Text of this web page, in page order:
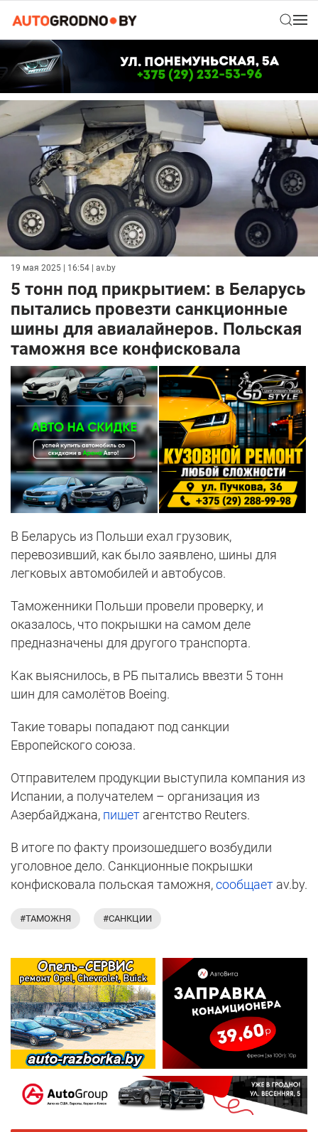
19 мая 2025 | 16:54 | av.by
5 тонн под прикрытием: в Беларусь
пытались провезти санкционные
шины для авиалайнеров. Польская
таможня все конфисковала
В Беларусь из Польши ехал грузовик,
перевозивший, как было заявлено, шины для
легковых автомобилей и автобусов.
Таможенники Польши провели проверку, и
оказалось, что покрышки на самом деле
предназначены для другого транспорта.
Как выяснилось, в РБ пытались ввезти 5 тонн
шин для самолётов Boeing.
Такие товары попадают под санкции
Европейского союза.
Отправителем продукции выступила компания из
Испании, а получателем – организация из
Азербайджана, пишет агентство Reuters.
В итоге по факту произошедшего возбудили
уголовное дело. Санкционные покрышки
конфисковала польская таможня,сообщает av.by.
#ТАМОЖНЯ #САНКЦИИ